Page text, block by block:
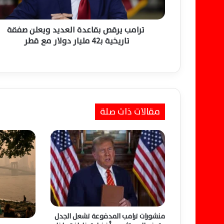
ص
د
ا
ل
د
ي
د
و
ي
ع
ل
ن
ص
ف
ترامب يرقص بقاعدة العديد ويعلن صفقة
تاريخية بـ42 مليار دولار مع قطر
مقالات ذات صلة
منشورات ترامب المدفوعة تشعل الجدل